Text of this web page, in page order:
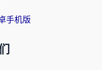
手机版